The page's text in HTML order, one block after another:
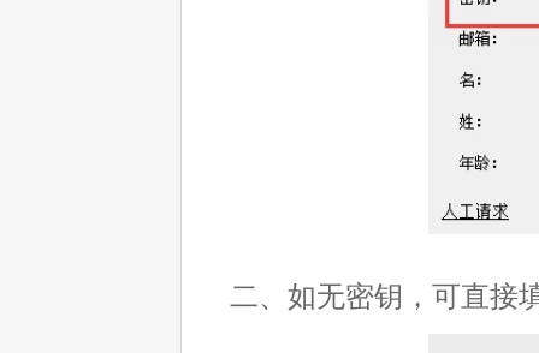
二、如无密钥，可直接